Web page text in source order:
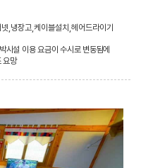
,냉장고,케이블설치,헤어드라이기
설 이용 요금이 수시로 변동됨에
요망